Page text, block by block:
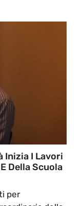
Inizia I Lavori
Della Scuola
per